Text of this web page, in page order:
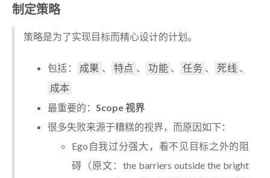
制定策略
策略是为了实现目标而精心设计的计划。
包括： 成果 、 特点 、 功能 、 任务 、 死线 、
成本
最重要的： Scope 视界
很多失败来源于糟糕的视界，而原因如下：
Ego自我过分强大，看不见目标之外的阻
碍（原文：the barriers outside the bright